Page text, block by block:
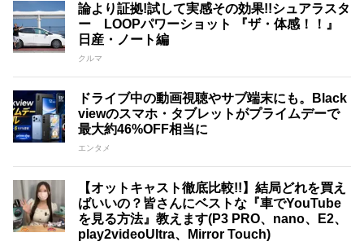
論より証拠!試して実感その効果!!シュアラスタ
ー LOOPパワーショット 『ザ・体感！！』
日産・ノート編
クルマ
ドライブ中の動画視聴やサブ端末にも。Black
viewのスマホ・タブレットがプライムデーで
最大約46%OFF相当に
エンタメ
【オットキャスト徹底比較!!】結局どれを買え
ばいいの？皆さんにベストな『車でYouTube
を見る方法』教えます(P3 PRO、nano、E2、
play2videoUltra、Mirror Touch)